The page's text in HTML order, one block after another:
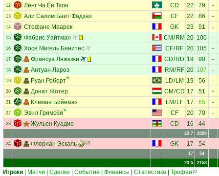
12 Лёнг Ча Ён Тхон CD 22 79 -
13 Али Салим Баит Фадхах CF 22 86 -
14 Стефане Маарек GK 23 91 -
15 Фабрис Уайтман CM / RM 20 100 -
16 Хосе Мигель Бенитес CF/ RF 20 105 -
17 Франсуа Ляжюжи CD/ RD 19 90 -
18 Антуан Лароз RM /RF 20 107 -
19 Руан Роберт LD/LM 19 56 -
20 Донат Жотер CM /CD 17 51 -
21 Клеман Бийемаз LM /LF 17 65 -
22 Эвил Гримсби CF 20 70 -
23 Жульен Куадио CD 16 44 -
23.7 2099
24 Флориан Эскаль (7) GK 17 54 -
17
54
23.5
2153
Игроки Матчи Сделки События Финансы Статистика Трофеи 10